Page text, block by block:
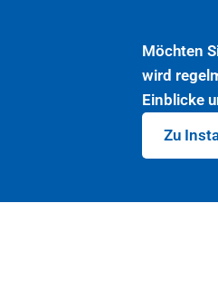
Möchten
wird
Einblicke
Zu